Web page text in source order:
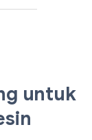
untuk